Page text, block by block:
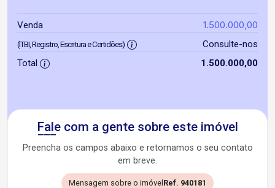
Venda 1.500.000,00
(ITBI, Registro, Escritura e Certidões)
Consulte-nos
Total
1.500.000,00
Fale com a gente sobre este imóvel
Preencha os campos abaixo e retornamos o seu contato
em breve.
Mensagem sobre o imóvel Ref. 940181